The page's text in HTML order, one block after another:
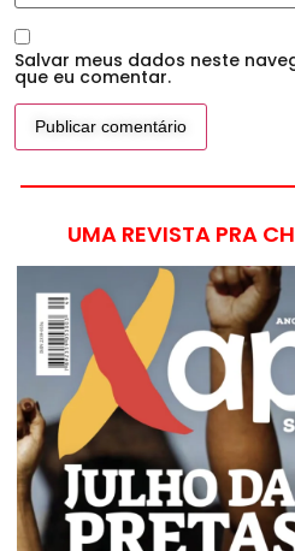
Salvar meus dados neste
que eu comentar.
UMA REVISTA PRA